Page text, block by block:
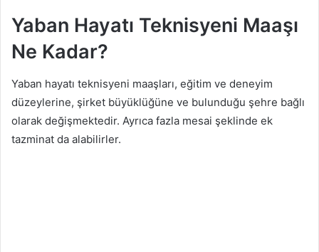
Yaban Hayatı Teknisyeni Maaşı
Ne Kadar?
Yaban hayatı teknisyeni maaşları, eğitim ve deneyim
düzeylerine, şirket büyüklüğüne ve bulunduğu şehre bağlı
olarak değişmektedir. Ayrıca fazla mesai şeklinde ek
tazminat da alabilirler.